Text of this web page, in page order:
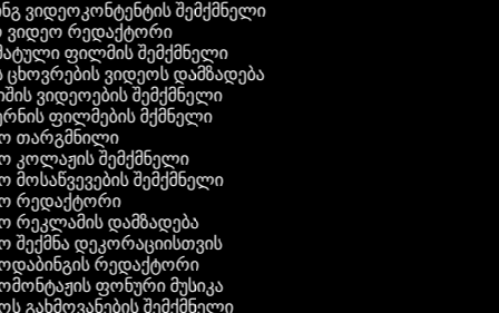
ვიდეოკონტენტის შემქმნელი
ვიდეო რედაქტორი
ფილმის შემქმნელი
ცხოვრების ვიდეოს დამზადება
ვიდეოების შემქმნელი
ფილმების მქმნელი
თარგმნილი
კოლაჟის შემქმნელი
მოსაწვევების შემქმნელი
რედაქტორი
რეკლამის დამზადება
შექმნა დეკორაციისთვის
რედაქტორი
ფონური მუსიკა
გახმოვანების შემქმნელი